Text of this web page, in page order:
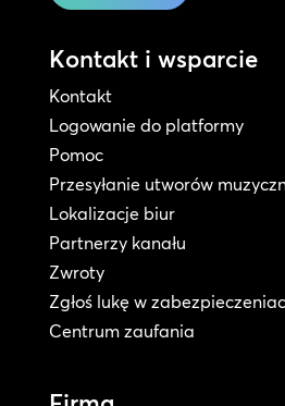
Kontakt i wsparcie
Kontakt
Logowanie do platformy
Pomoc
Przesyłanie utworów
Lokalizacje biur
Partnerzy kanału
Zwroty
Zgłoś lukę w
Centrum zaufania